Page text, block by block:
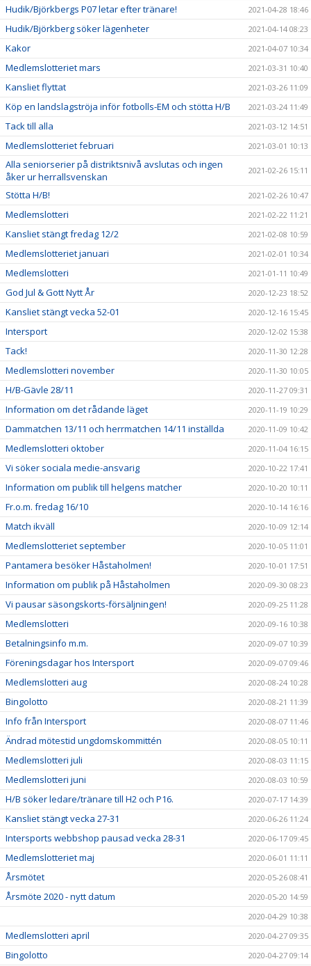
Hudik/Björkbergs P07 letar efter tränare! 2021-04-28 18:46
Hudik/Björkberg söker lägenheter 2021-04-14 08:23
Kakor 2021-04-07 10:34
Medlemslotteriet mars 2021-03-31 10:40
Kansliet flyttat 2021-03-26 11:09
Köp en landslagströja inför fotbolls-EM och stötta H/B 2021-03-24 11:49
Tack till alla 2021-03-12 14:51
Medlemslotteriet februari 2021-03-01 10:13
Alla seniorserier på distriktsnivå avslutas och ingen
åker ur herrallsvenskan
2021-02-26 15:11
Stötta H/B! 2021-02-26 10:47
Medlemslotteri 2021-02-22 11:21
Kansliet stängt fredag 12/2 2021-02-08 10:59
Medlemslotteriet januari 2021-02-01 10:34
Medlemslotteri 2021-01-11 10:49
God Jul & Gott Nytt År 2020-12-23 18:52
Kansliet stängt vecka 52-01 2020-12-16 15:45
Intersport 2020-12-02 15:38
Tack! 2020-11-30 12:28
Medlemslotteri november 2020-11-30 10:05
H/B-Gävle 28/11 2020-11-27 09:31
Information om det rådande läget 2020-11-19 10:29
Dammatchen 13/11 och herrmatchen 14/11 inställda 2020-11-09 10:42
Medlemslotteri oktober 2020-11-04 16:15
Vi söker sociala medie-ansvarig 2020-10-22 17:41
Information om publik till helgens matcher 2020-10-20 10:11
Fr.o.m. fredag 16/10 2020-10-14 16:16
Match ikväll 2020-10-09 12:14
Medlemslotteriet september 2020-10-05 11:01
Pantamera besöker Håstaholmen! 2020-10-01 17:51
Information om publik på Håstaholmen 2020-09-30 08:23
Vi pausar säsongskorts-försäljningen! 2020-09-25 11:28
Medlemslotteri 2020-09-16 10:38
Betalningsinfo m.m. 2020-09-07 10:39
Föreningsdagar hos Intersport 2020-09-07 09:46
Medlemslotteri aug 2020-08-24 10:28
Bingolotto 2020-08-21 11:39
Info från Intersport 2020-08-07 11:46
Ändrad mötestid ungdomskommittén 2020-08-05 10:11
Medlemslotteri juli 2020-08-03 11:15
Medlemslotteri juni 2020-08-03 10:59
H/B söker ledare/tränare till H2 och P16. 2020-07-17 14:39
Kansliet stängt vecka 27-31 2020-06-26 11:24
Intersports webbshop pausad vecka 28-31 2020-06-17 09:45
Medlemslotteriet maj 2020-06-01 11:11
Årsmötet 2020-05-26 08:41
Årsmöte 2020 - nytt datum
2020-05-20 14:59
2020-04-29 10:38
Medlemslotteri april 2020-04-27 09:35
Bingolotto 2020-04-27 09:14